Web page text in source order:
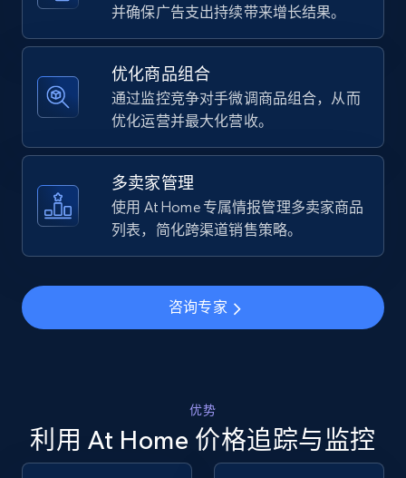
URL, Final price, Sku, Currency, Gtin,
more.
5.6K+ 876+ 立即开始
Walmart - products - Find new products by
using specific category URL
URL, Final price, Sku, Currency, Gtin,
Specifications, Image urls, Top reviews, and
5.6K+ 876+ 立即开始
Walmart - products - Collects products by
specific keywords
URL, Final price, Sku, Currency, Gtin,
并确保广告支出持续带来增长结果。
优化商品组合
通过监控竞争对手微调商品组合，从而
优化运营并最大化营收。
多卖家管理
使用 At Home 专属情报管理多卖家商品
列表，简化跨渠道销售策略。
咨询专家
优势
利用 At Home 价格追踪与监控